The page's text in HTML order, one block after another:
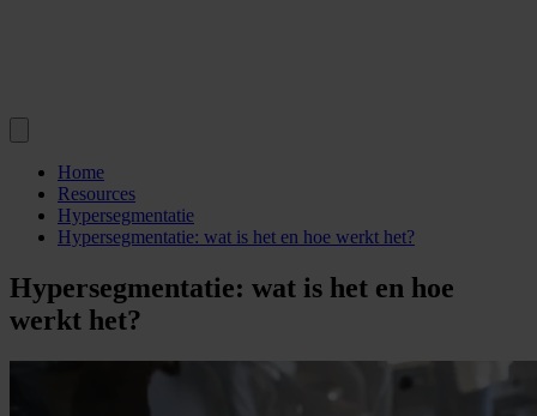
Home
Resources
Hypersegmentatie
Hypersegmentatie: wat is het en hoe werkt het?
Hypersegmentatie: wat is het en hoe
werkt het?